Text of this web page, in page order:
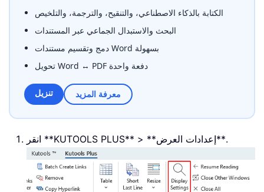
الكتابة بالذكاء الاصطناعي، والتنقيح، والترجمة، والتلخيص
البحث والاستبدال الجماعي عبر المستندات
دمج وتقسيم مستندات Word بسهولة
تحويل Word ↔ PDF دفعة واحدة
تنزيل معرفة المزيد
انقر **KUTOOLS PLUS** > **إعدادات العرض**.